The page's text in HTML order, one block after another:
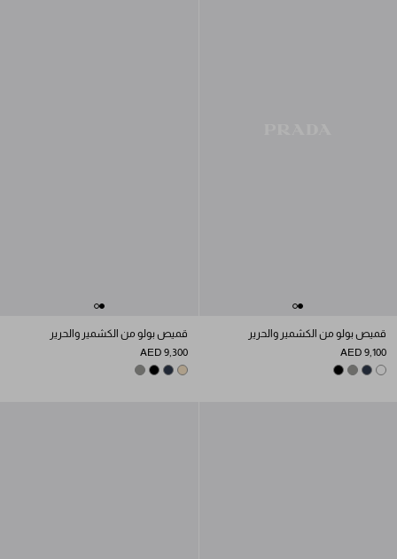
قميص بولو من الكشمير والحرير
AED 9,100
WHITE
NAVY
SLATE GRAY
BLACK
قميص بولو من الكشمير والحرير
AED 9,300
ALBINO WHITE
NAVY
BLACK
SLATE GRAY